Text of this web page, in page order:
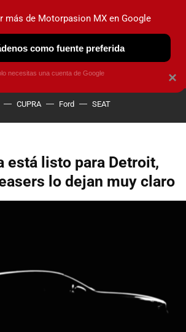
HOY NO CIRCULA
CUPRA Ford SEAT
está listo para Detroit,
lo dejan muy claro
×
más de Motorpasion MX en Google
como fuente preferida
necesitas una cuenta de Google